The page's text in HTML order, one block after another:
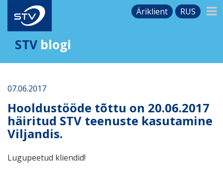
Äriklient RUS
STV blogi
07.06.2017
Hooldustööde tõttu on 20.06.2017
häiritud STV teenuste kasutamine
Viljandis.
Lugupeetud kliendid!